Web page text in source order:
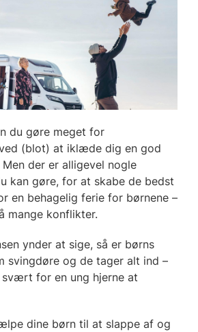
du gøre meget for
(blot) at iklæde dig en god
der er alligevel nogle
kan gøre, for at skabe de bedst
en behagelig ferie for børnene –
mange konflikter.
ynder at sige, så er børns
svingdøre og de tager alt ind –
for en ung hjerne at
dine børn til at slappe af og